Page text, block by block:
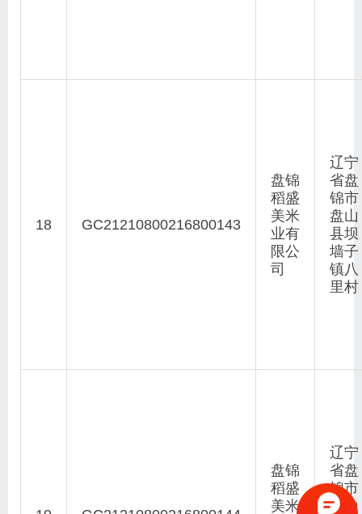
18 GC21210800216800143
盘锦
稻盛
美米
业有
限公
司
辽宁
省盘
锦市
盘山
县坝
墙子
镇八
里村
盘锦
稻盛
美米
辽宁
省盘
锦市
盘山